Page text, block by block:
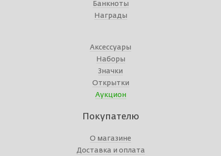
Банкноты
Награды
Аксессуары
Наборы
Значки
Открытки
Аукцион
Покупателю
О магазине
Доставка и оплата